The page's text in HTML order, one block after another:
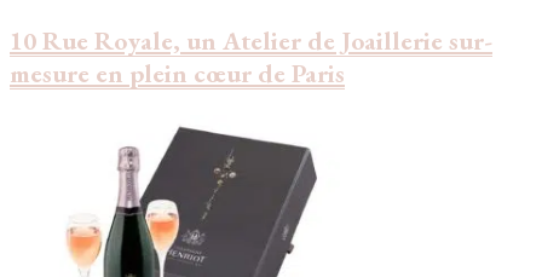
10 Rue Royale, un Atelier de Joaillerie sur-
mesure en plein cœur de Paris